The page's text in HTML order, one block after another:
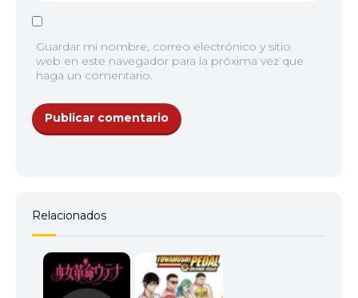
9 <img src="//image.tmdb.org/t/p/w92/
10 <img src="//image.tmdb.org/t/p/w92/
Guardar mi nombre, correo electrónico y sitio
web en este navegador para la próxima vez que
haga un comentario.
Relacionados